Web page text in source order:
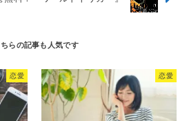
恋愛 恋愛